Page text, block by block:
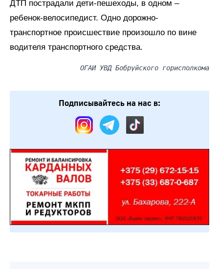
ДТП пострадали дети-пешеходы, в одном –
ребенок-велосипедист. Одно дорожно-
транспортное происшествие произошло по вине
водителя транспортного средства.
ОГАИ УВД Бобруйского горисполкома
Подписывайтесь на нас в: